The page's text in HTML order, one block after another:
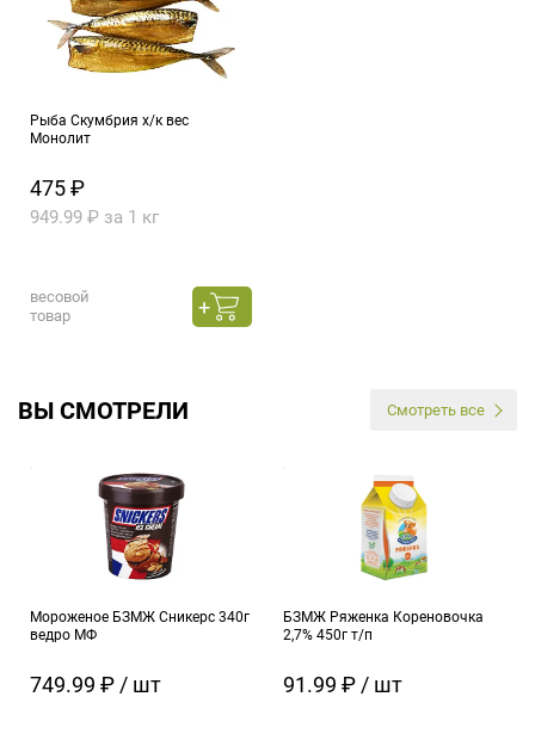
Рыба Скумбрия х/к вес
Монолит
475 ₽
949.99 ₽ за 1 кг
весовой
товар
ВЫ СМОТРЕЛИ Смотреть все
Мороженое БЗМЖ Сникерс 340г
ведро МФ
749.99 ₽ / шт
БЗМЖ Ряженка Кореновочка
2,7% 450г т/п
91.99 ₽ / шт